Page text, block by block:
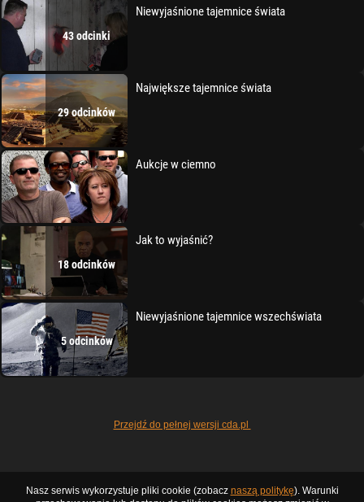
43 odcinki
Niewyjaśnione tajemnice świata
29 odcinków
Największe tajemnice świata
Aukcje w ciemno
18 odcinków
Jak to wyjaśnić?
5 odcinków
Niewyjaśnione tajemnice wszechświata
Przejdź do pełnej wersji cda.pl
Nasz serwis wykorzystuje pliki cookie (zobacz naszą politykę). Warunki